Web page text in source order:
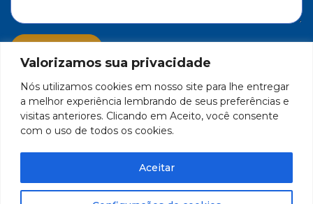
Valorizamos sua privacidade
Nós utilizamos cookies em nosso site para lhe entregar
a melhor experiência lembrando de seus preferências e
visitas anteriores. Clicando em Aceito, você consente
com o uso de todos os cookies.
Aceitar
PORTAL DE PRIVACIDADE
17.271.982/0001-59